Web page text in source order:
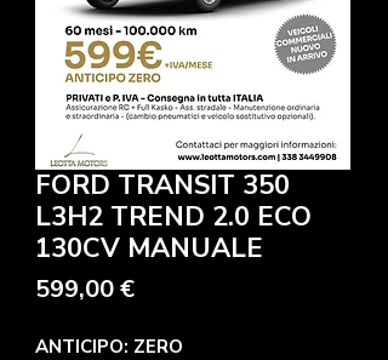
FORD TRANSIT 350
L3H2 TREND 2.0 ECO
130CV MANUALE
599,00 €Prezzo
ANTICIPO: ZERO